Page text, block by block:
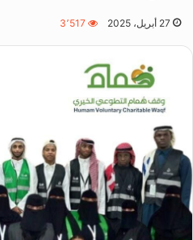
27 أبريل، 2025 3٬517